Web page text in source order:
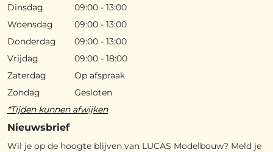
Dinsdag
09:00 - 13:00
Woensdag
09:00 - 13:00
Donderdag
09:00 - 13:00
Vrijdag
09:00 - 18:00
Zaterdag
Op afspraak
Zondag
Gesloten
*Tijden kunnen afwijken
Nieuwsbrief
Wil je op de hoogte blijven van LUCAS Modelbouw? Meld je